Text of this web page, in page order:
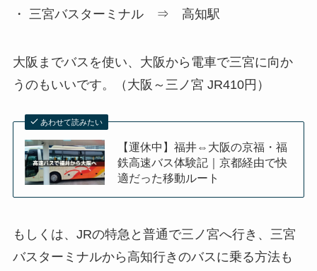
・ 三宮バスターミナル ⇒ 高知駅
大阪までバスを使い、大阪から電車で三宮に向か
うのもいいです。（大阪～三ノ宮 JR410円）
あわせて読みたい
【運休中】福井⇔大阪の京福・福
鉄高速バス体験記｜京都経由で快
適だった移動ルート
もしくは、JRの特急と普通で三ノ宮へ行き、三宮
バスターミナルから高知行きのバスに乗る方法も